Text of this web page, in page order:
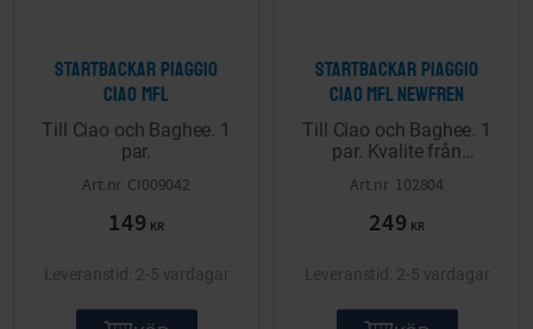
Startbackar Piaggio
Ciao mfl
Till Ciao och Baghee. 1
par.
CI009042
149 KR
2-5 vardagar
Startbackar Piaggio
Ciao mfl Newfren
Till Ciao och Baghee. 1
par. Kvalite från
102804
249 KR
2-5 vardagar